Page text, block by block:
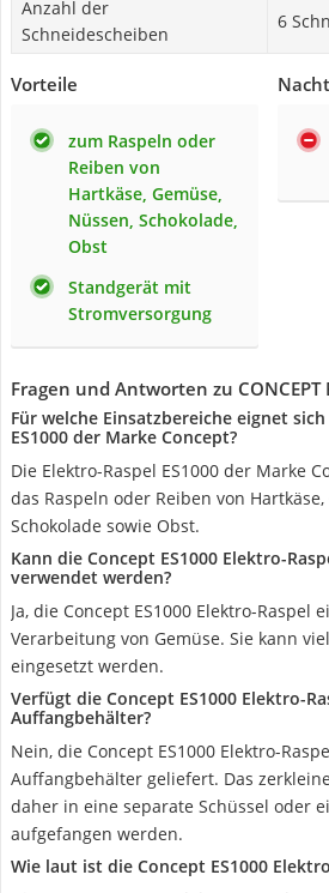
Anzahl der
Schneidescheiben
6
Vorteile
zum Raspeln oder
Reiben von
Hartkäse, Gemüse,
Nüssen, Schokolade,
Obst
Standgerät mit
Stromversorgung
Fragen und Antworten zu CONCEPT
Für welche Einsatzbereiche eignet
ES1000 der Marke Concept?
Die Elektro-Raspel ES1000 der Marke
das Raspeln oder Reiben von
Schokolade sowie Obst.
Kann die Concept ES1000 Elektro-
verwendet werden?
Ja, die Concept ES1000 Elektro-Raspel
Verarbeitung von Gemüse. Sie kann
eingesetzt werden.
Verfügt die Concept ES1000 Elektro-
Auffangbehälter?
Nein, die Concept ES1000 Elektro-
Auffangbehälter geliefert. Das
daher in eine separate Schüssel oder
aufgefangen werden.
Wie laut ist die Concept ES1000